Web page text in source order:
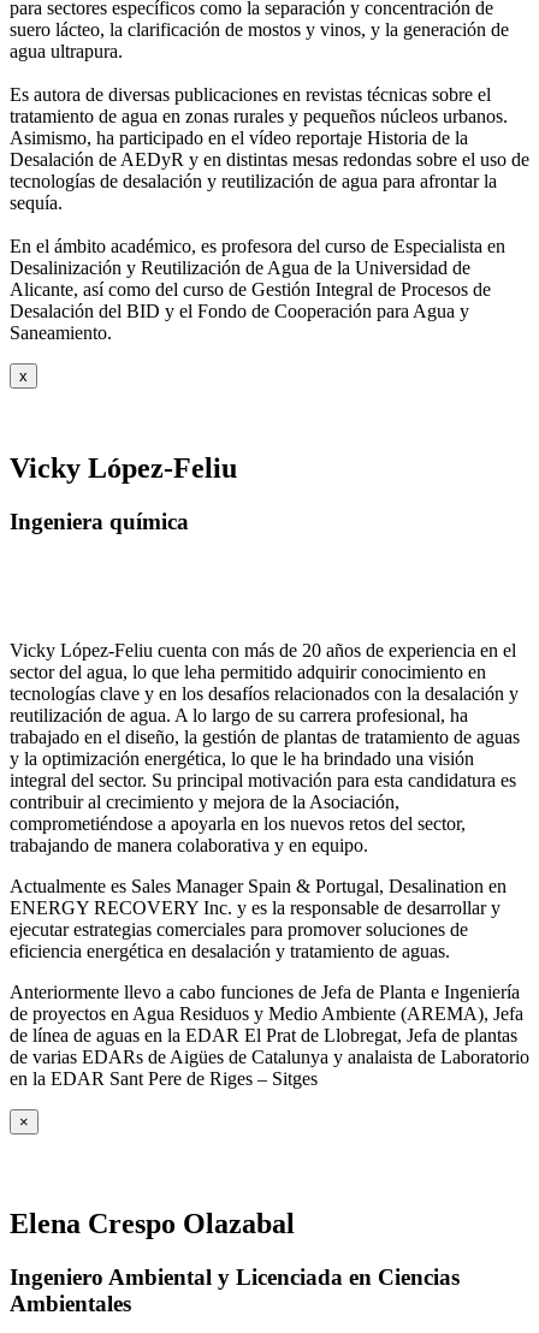
para sectores específicos como la separación y concentración de
suero lácteo, la clarificación de mostos y vinos, y la generación de
agua ultrapura.
Es autora de diversas publicaciones en revistas técnicas sobre el
tratamiento de agua en zonas rurales y pequeños núcleos urbanos.
Asimismo, ha participado en el vídeo reportaje Historia de la
Desalación de AEDyR y en distintas mesas redondas sobre el uso de
tecnologías de desalación y reutilización de agua para afrontar la
sequía.
En el ámbito académico, es profesora del curso de Especialista en
Desalinización y Reutilización de Agua de la Universidad de
Alicante, así como del curso de Gestión Integral de Procesos de
Desalación del BID y el Fondo de Cooperación para Agua y
Saneamiento.
x
Vicky López-Feliu
Ingeniera química
Vicky López-Feliu cuenta con más de 20 años de experiencia en el
sector del agua, lo que leha permitido adquirir conocimiento en
tecnologías clave y en los desafíos relacionados con la desalación y
reutilización de agua. A lo largo de su carrera profesional, ha
trabajado en el diseño, la gestión de plantas de tratamiento de aguas
y la optimización energética, lo que le ha brindado una visión
integral del sector. Su principal motivación para esta candidatura es
contribuir al crecimiento y mejora de la Asociación,
comprometiéndose a apoyarla en los nuevos retos del sector,
trabajando de manera colaborativa y en equipo.
Actualmente es Sales Manager Spain & Portugal, Desalination en
ENERGY RECOVERY Inc. y es la responsable de desarrollar y
ejecutar estrategias comerciales para promover soluciones de
eficiencia energética en desalación y tratamiento de aguas.
Anteriormente llevo a cabo funciones de Jefa de Planta e Ingeniería
de proyectos en Agua Residuos y Medio Ambiente (AREMA), Jefa
de línea de aguas en la EDAR El Prat de Llobregat, Jefa de plantas
de varias EDARs de Aigües de Catalunya y analaista de Laboratorio
en la EDAR Sant Pere de Riges – Sitges
×
Elena Crespo Olazabal
Ingeniero Ambiental y Licenciada en Ciencias
Ambientales